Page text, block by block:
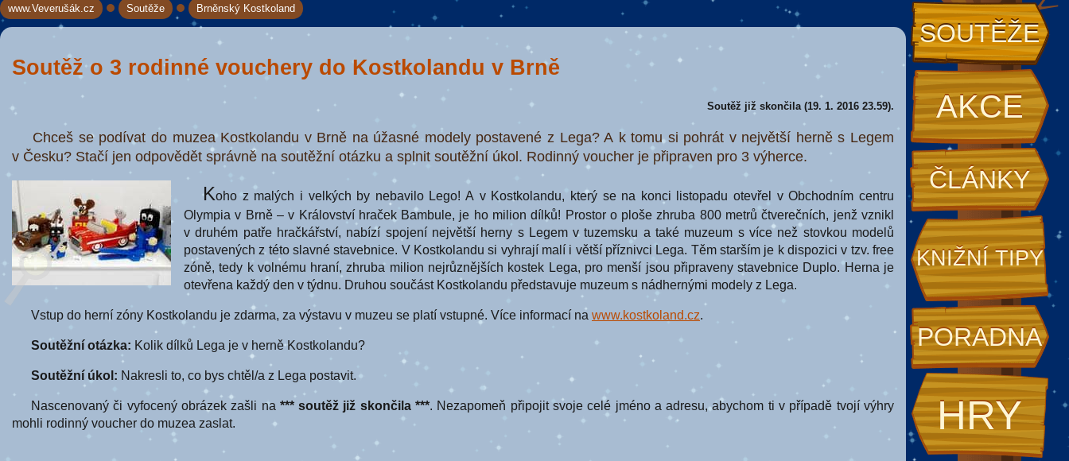
SOUTĚŽE
AKCE
ČLÁNKY
KNIŽNÍ TIPY
PORADNA
HRY
www.Veverušák.cz→ Soutěže
→ Brněnský Kostkoland
Soutěž o 3 rodinné vouchery do Kostkolandu v Brně
Soutěž již skončila (19. 1. 2016 23.59).
Chceš se podívat do muzea Kostkolandu v Brně na úžasné modely postavené z Lega? A k tomu si pohrát v největší herně s Legem
v Česku? Stačí jen odpovědět správně na soutěžní otázku a splnit soutěžní úkol. Rodinný voucher je připraven pro 3 výherce.
Koho z malých i velkých by nebavilo Lego! A v Kostkolandu, který se na konci listopadu otevřel v Obchodním centru
Olympia v Brně – v Království hraček Bambule, je ho milion dílků! Prostor o ploše zhruba 800 metrů čtverečních, jenž vznikl
v druhém patře hračkářství, nabízí spojení největší herny s Legem v tuzemsku a také muzeum s více než stovkou modelů
postavených z této slavné stavebnice. V Kostkolandu si vyhrají malí i větší příznivci Lega. Těm starším je k dispozici v tzv. free
zóně, tedy k volnému hraní, zhruba milion nejrůznějších kostek Lega, pro menší jsou připraveny stavebnice Duplo. Herna je
otevřena každý den v týdnu. Druhou součást Kostkolandu představuje muzeum s nádhernými modely z Lega.
Vstup do herní zóny Kostkolandu je zdarma, za výstavu v muzeu se platí vstupné. Více informací na www.kostkoland.cz.
Soutěžní otázka: Kolik dílků Lega je v herně Kostkolandu?
Soutěžní úkol: Nakresli to, co bys chtěl/a z Lega postavit.
Nascenovaný či vyfocený obrázek zašli na *** soutěž již skončila ***. Nezapomeň připojit svoje celé jméno a adresu, abychom ti v případě tvojí výhry
mohli rodinný voucher do muzea zaslat.